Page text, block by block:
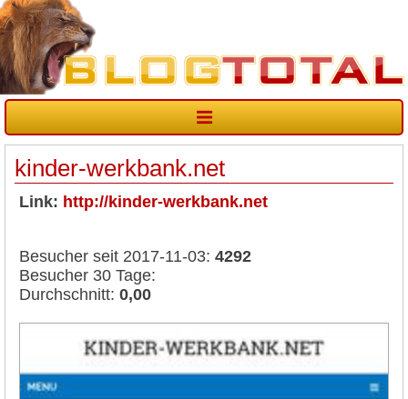
kinder-werkbank.net
Link: http://kinder-werkbank.net
Besucher seit 2017-11-03: 4292
Besucher 30 Tage:
Durchschnitt: 0,00